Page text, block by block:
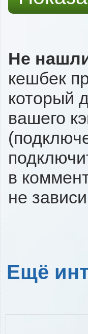
Не
кешбек
который
вашего
в
не
Ещё